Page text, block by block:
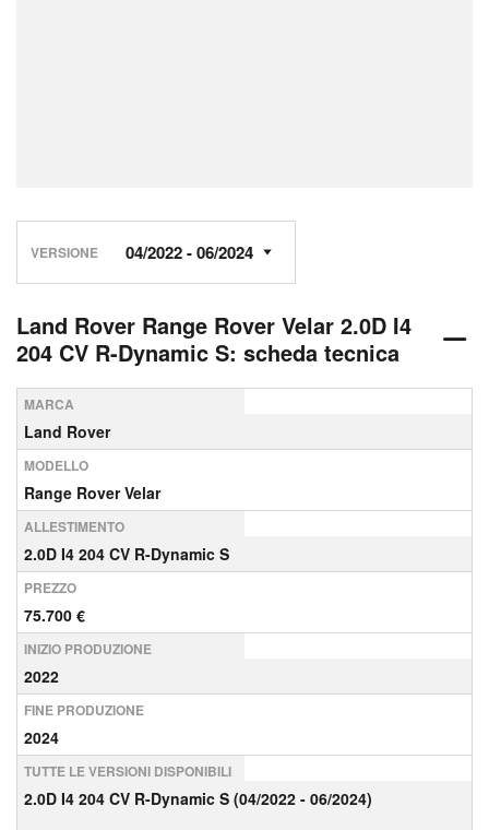
VERSIONE
Land Rover Range Rover Velar 2.0D I4
204 CV R-Dynamic S: scheda tecnica
MARCA
Land Rover
MODELLO
Range Rover Velar
ALLESTIMENTO
2.0D I4 204 CV R-Dynamic S
PREZZO
75.700 €
INIZIO PRODUZIONE
2022
FINE PRODUZIONE
2024
TUTTE LE VERSIONI DISPONIBILI
2.0D I4 204 CV R-Dynamic S (04/2022 - 06/2024)